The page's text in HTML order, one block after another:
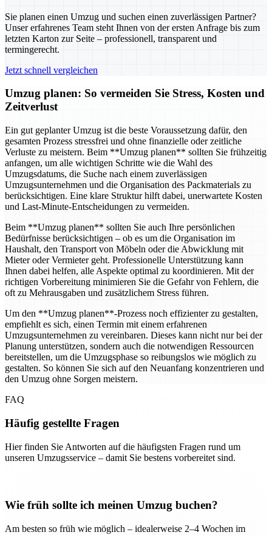
Sie planen einen Umzug und suchen einen zuverlässigen Partner?
Unser erfahrenes Team steht Ihnen von der ersten Anfrage bis zum
letzten Karton zur Seite – professionell, transparent und
termingerecht.
Jetzt schnell vergleichen
Umzug planen: So vermeiden Sie Stress, Kosten und
Zeitverlust
Ein gut geplanter Umzug ist die beste Voraussetzung dafür, den
gesamten Prozess stressfrei und ohne finanzielle oder zeitliche
Verluste zu meistern. Beim **Umzug planen** sollten Sie frühzeitig
anfangen, um alle wichtigen Schritte wie die Wahl des
Umzugsdatums, die Suche nach einem zuverlässigen
Umzugsunternehmen und die Organisation des Packmaterials zu
berücksichtigen. Eine klare Struktur hilft dabei, unerwartete Kosten
und Last-Minute-Entscheidungen zu vermeiden.
Beim **Umzug planen** sollten Sie auch Ihre persönlichen
Bedürfnisse berücksichtigen – ob es um die Organisation im
Haushalt, den Transport von Möbeln oder die Abwicklung mit
Mieter oder Vermieter geht. Professionelle Unterstützung kann
Ihnen dabei helfen, alle Aspekte optimal zu koordinieren. Mit der
richtigen Vorbereitung minimieren Sie die Gefahr von Fehlern, die
oft zu Mehrausgaben und zusätzlichem Stress führen.
Um den **Umzug planen**-Prozess noch effizienter zu gestalten,
empfiehlt es sich, einen Termin mit einem erfahrenen
Umzugsunternehmen zu vereinbaren. Dieses kann nicht nur bei der
Planung unterstützen, sondern auch die notwendigen Ressourcen
bereitstellen, um die Umzugsphase so reibungslos wie möglich zu
gestalten. So können Sie sich auf den Neuanfang konzentrieren und
den Umzug ohne Sorgen meistern.
FAQ
Häufig gestellte Fragen
Hier finden Sie Antworten auf die häufigsten Fragen rund um
unseren Umzugsservice – damit Sie bestens vorbereitet sind.
Wie früh sollte ich meinen Umzug buchen?
Am besten so früh wie möglich – idealerweise 2–4 Wochen im